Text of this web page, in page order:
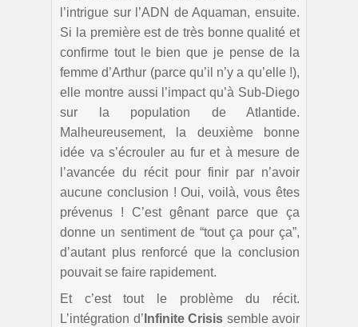
l’intrigue sur l’ADN de Aquaman, ensuite.
Si la première est de très bonne qualité et
confirme tout le bien que je pense de la
femme d’Arthur (parce qu’il n’y a qu’elle !),
elle montre aussi l’impact qu’à Sub-Diego
sur la population de Atlantide.
Malheureusement, la deuxième bonne
idée va s’écrouler au fur et à mesure de
l’avancée du récit pour finir par n’avoir
aucune conclusion ! Oui, voilà, vous êtes
prévenus ! C’est gênant parce que ça
donne un sentiment de “tout ça pour ça”,
d’autant plus renforcé que la conclusion
pouvait se faire rapidement.
Et c’est tout le problème du récit.
L’intégration d’ Infinite Crisis semble avoir